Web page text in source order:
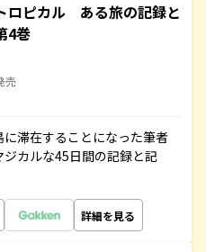
ロピカル ある旅の記録と
4巻
売
滞在することになった筆者
カルな45日間の記録と記
詳細を見る